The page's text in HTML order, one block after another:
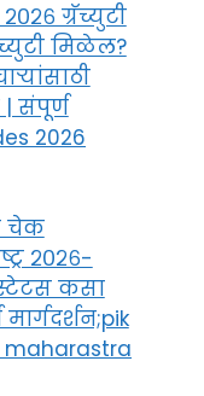
ग्रॅच्युटी
मिळेल?
संपूर्ण
2026
चेक
२०२६-
कसा